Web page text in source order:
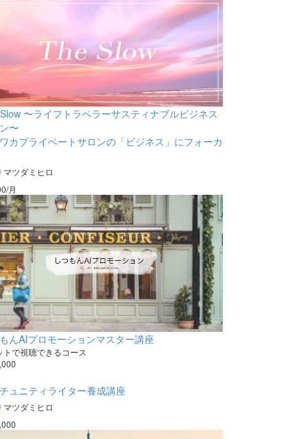
〜ライフトラベラーサスティナブルビジネス
〜
カプライベートサロンの「ビジネス」にフォーカ
マツダミヒロ
月
んAIプロモーションマスター講座
トで視聴できるコース
ュニティライター養成講座
マツダミヒロ